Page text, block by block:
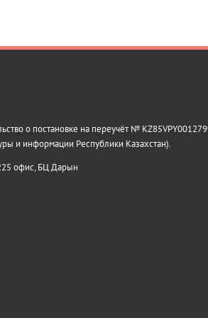
о постановке на переучёт №
и информации Республики Казахстан).
офис, БЦ Дарын